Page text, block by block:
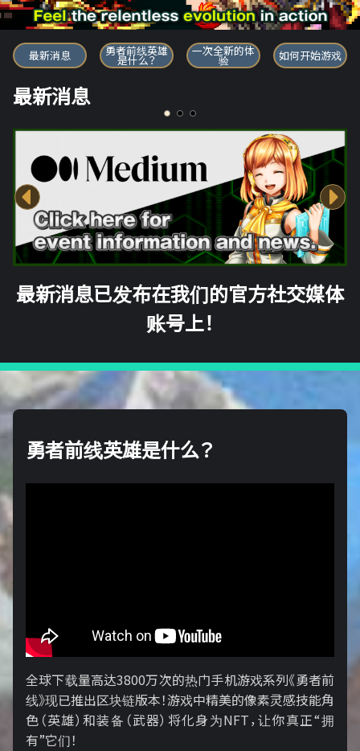
勇者前线英雄
最新消息 勇者前线英雄
是什么？
一次全新的体
验 如何开始游戏
最新消息
最新消息已发布在我们的官方社交媒体
账号上！
勇者前线英雄是什么？
全球下载量高达3800万次的热门手机游戏系列《勇者前
线》现已推出区块链版本！游戏中精美的像素灵感技能角
色（英雄）和装备（武器）将化身为NFT，让你真正“拥
有”它们！